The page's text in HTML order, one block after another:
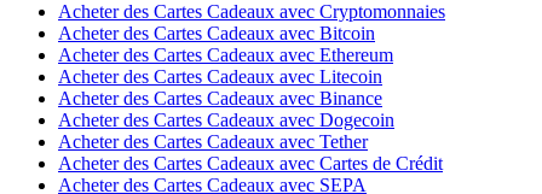
Acheter des Cartes Cadeaux avec Cryptomonnaies
Acheter des Cartes Cadeaux avec Bitcoin
Acheter des Cartes Cadeaux avec Ethereum
Acheter des Cartes Cadeaux avec Litecoin
Acheter des Cartes Cadeaux avec Binance
Acheter des Cartes Cadeaux avec Dogecoin
Acheter des Cartes Cadeaux avec Tether
Acheter des Cartes Cadeaux avec Cartes de Crédit
Acheter des Cartes Cadeaux avec SEPA